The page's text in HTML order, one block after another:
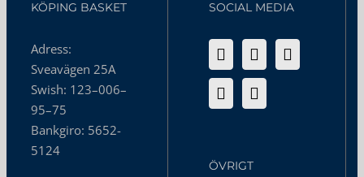
KÖPING BASKET
Adress:
Sveavägen 25A
Swish: 123–006–
95–75
Bankgiro: 5652-
5124
SOCIAL MEDIA
ÖVRIGT